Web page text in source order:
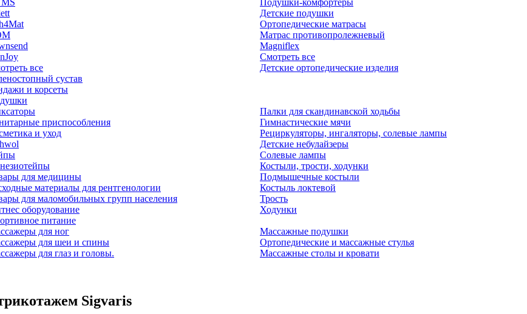
все
сустав
Подушки-комфортеры
Детские подушки
Ортопедические матрасы
Матрас противопролежневый
Magniflex
Смотреть все
Детские ортопедические изделия
и корсеты
приспособления
и уход
для медицины
материалы для рентгенологии
для маломобильных групп населения
оборудование
питание
Палки для скандинавской ходьбы
Гимнастические мячи
Рециркуляторы, ингаляторы, солевые лампы
Детские небулайзеры
Солевые лампы
Костыли, трости, ходунки
Подмышечные костыли
Костыль локтевой
Трость
Ходунки
для ног
для шеи и спины
для глаз и головы.
Массажные подушки
Ортопедические и массажные стулья
Массажные столы и кровати
Sigvaris